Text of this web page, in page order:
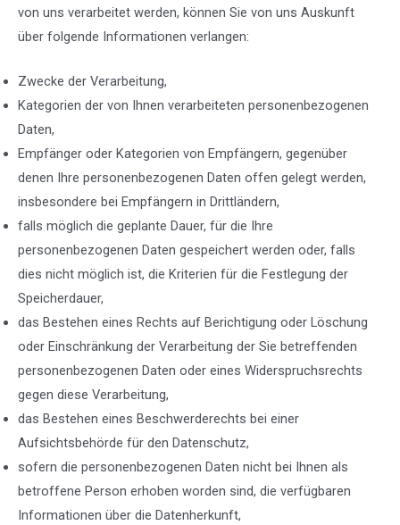
von uns verarbeitet werden, können Sie von uns Auskunft
über folgende Informationen verlangen:
Zwecke der Verarbeitung,
Kategorien der von Ihnen verarbeiteten personenbezogenen
Daten,
Empfänger oder Kategorien von Empfängern, gegenüber
denen Ihre personenbezogenen Daten offen gelegt werden,
insbesondere bei Empfängern in Drittländern,
falls möglich die geplante Dauer, für die Ihre
personenbezogenen Daten gespeichert werden oder, falls
dies nicht möglich ist, die Kriterien für die Festlegung der
Speicherdauer,
das Bestehen eines Rechts auf Berichtigung oder Löschung
oder Einschränkung der Verarbeitung der Sie betreffenden
personenbezogenen Daten oder eines Widerspruchsrechts
gegen diese Verarbeitung,
das Bestehen eines Beschwerderechts bei einer
Aufsichtsbehörde für den Datenschutz,
sofern die personenbezogenen Daten nicht bei Ihnen als
betroffene Person erhoben worden sind, die verfügbaren
Informationen über die Datenherkunft,